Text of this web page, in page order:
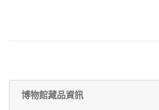
博物館藏品資訊